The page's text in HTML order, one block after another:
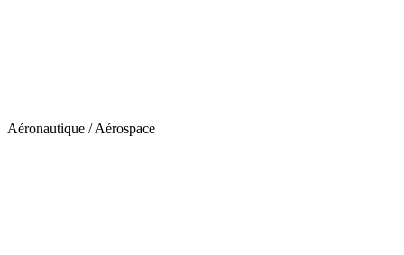
Aéronautique / Aérospace